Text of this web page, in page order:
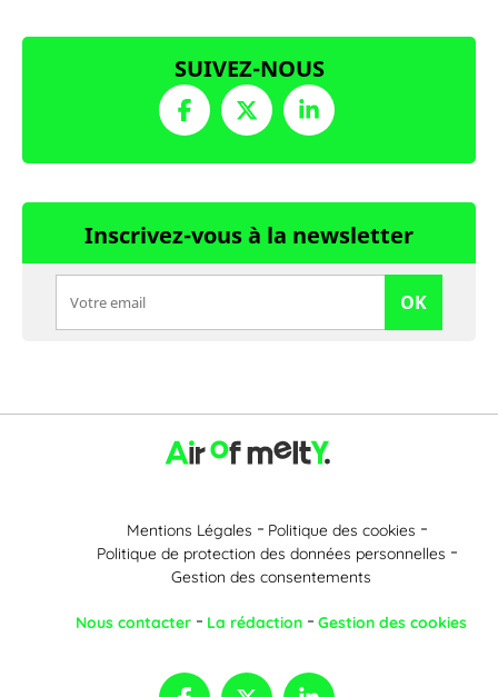
SUIVEZ-NOUS
Inscrivez-vous à la newsletter
OK
Mentions Légales
Politique des cookies
Politique de protection des données personnelles
Gestion des consentements
Nous contacter La rédaction Gestion des cookies